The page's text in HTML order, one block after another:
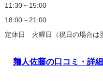
11:30～15:00
18:00～21:00
定休日 火曜日（祝日の場合は
麺人佐藤の口コミ・詳